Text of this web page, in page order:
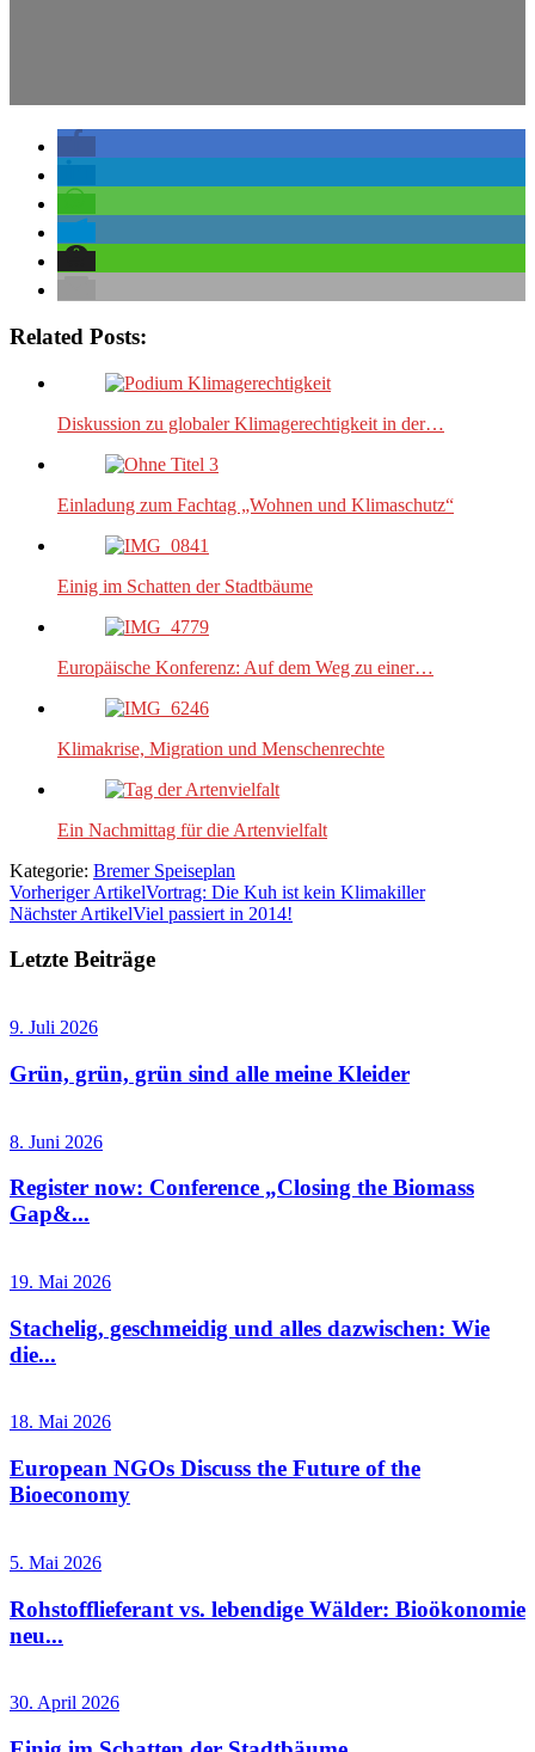
Related Posts:
Diskussion zu globaler Klimagerechtigkeit in der…
Einladung zum Fachtag „Wohnen und Klimaschutz“
Einig im Schatten der Stadtbäume
Europäische Konferenz: Auf dem Weg zu einer…
Klimakrise, Migration und Menschenrechte
Ein Nachmittag für die Artenvielfalt
Kategorie: Bremer Speiseplan
Vorheriger ArtikelVortrag: Die Kuh ist kein Klimakiller
Nächster ArtikelViel passiert in 2014!
Letzte Beiträge
9. Juli 2026
Grün, grün, grün sind alle meine Kleider
8. Juni 2026
Register now: Conference „Closing the Biomass
Gap&...
19. Mai 2026
Stachelig, geschmeidig und alles dazwischen: Wie
die...
18. Mai 2026
European NGOs Discuss the Future of the
Bioeconomy
5. Mai 2026
Rohstofflieferant vs. lebendige Wälder: Bioökonomie
neu...
30. April 2026